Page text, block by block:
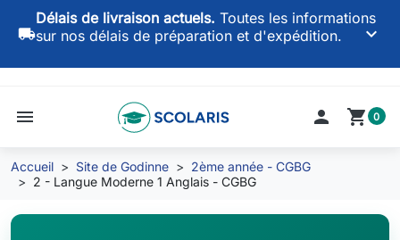
local_shipping
Délais de livraison actuels. Toutes les informations
sur nos délais de préparation et d'expédition.
keyboard_arrow_down
menu  shopping_cart 0
Accueil Site de Godinne
2ème année - CGBG
2 - Langue Moderne 1 Anglais - CGBG